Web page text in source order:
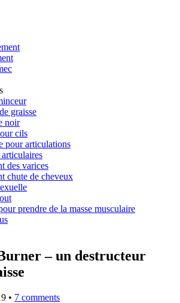
graisse
noir
cils
pour articulations
des varices
chute de cheveux
prendre de la masse musculaire
– un destructeur
• 7 comments